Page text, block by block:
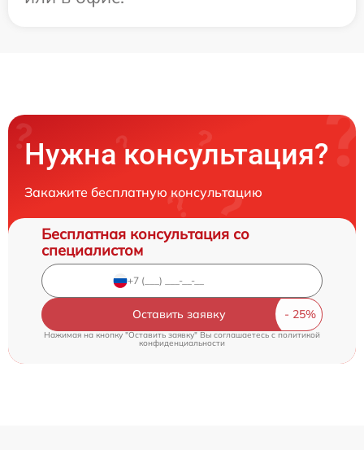
Нужна консультация?
Закажите бесплатную консультацию
Бесплатная консультация со
специалистом
Оставить заявку
Нажимая на кнопку "Оставить заявку" Вы соглашаетесь cполитикой
конфиденциальности